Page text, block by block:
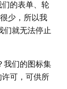
的表单、轮
少，所以我
们就无法停止
我们的图标集
可，可供所